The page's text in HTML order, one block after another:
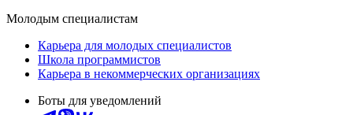
Молодым специалистам
Карьера для молодых специалистов
Школа программистов
Карьера в некоммерческих организациях
Боты для уведомлений